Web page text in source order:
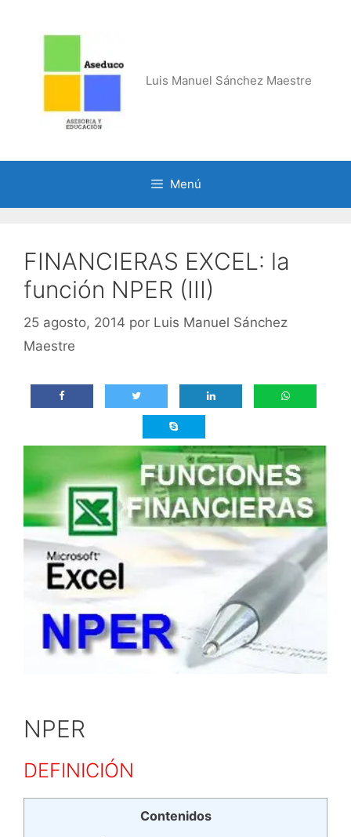
Luis Manuel Sánchez Maestre
Menú
FINANCIERAS EXCEL: la
función NPER (III)
25 agosto, 2014 por Luis Manuel Sánchez
Maestre
NPER
DEFINICIÓN
Contenidos